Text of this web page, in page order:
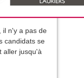
il n'y a pas de
candidats se
aller jusqu'à